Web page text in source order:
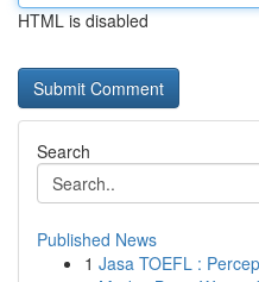
HTML is disabled
Search
Published News
1 Jasa TOEFL :